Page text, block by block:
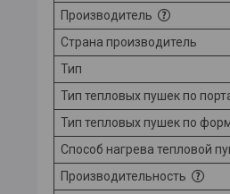
Производитель
Страна производитель
Тип
Тип тепловых пушек по
Тип тепловых пушек по
Способ нагрева тепловой
Производительность